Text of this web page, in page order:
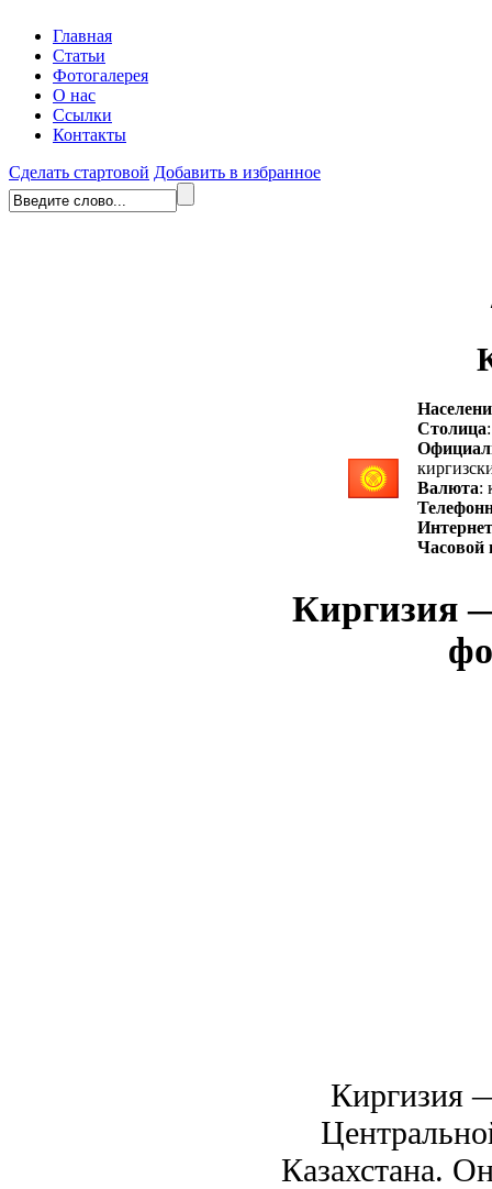
Главная
Статьи
Фотогалерея
О нас
Ссылки
Контакты
Сделать стартовой Добавить в избранное
Столица
Валюта:
Часовой
Киргизия
Киргизия
Казахстана.